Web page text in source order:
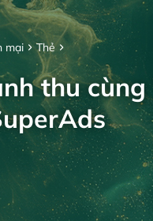
mại Thẻ
thu cùng